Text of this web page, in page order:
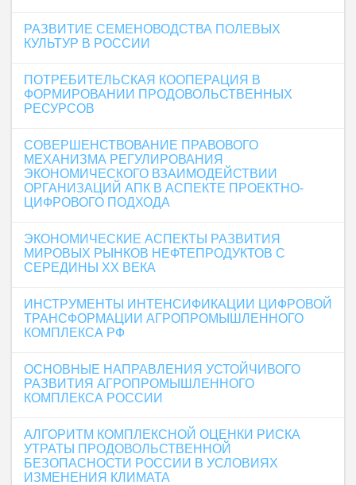
РАЗВИТИЕ СЕМЕНОВОДСТВА ПОЛЕВЫХ
КУЛЬТУР В РОССИИ
ПОТРЕБИТЕЛЬСКАЯ КООПЕРАЦИЯ В
ФОРМИРОВАНИИ ПРОДОВОЛЬСТВЕННЫХ
РЕСУРСОВ
СОВЕРШЕНСТВОВАНИЕ ПРАВОВОГО
МЕХАНИЗМА РЕГУЛИРОВАНИЯ
ЭКОНОМИЧЕСКОГО ВЗАИМОДЕЙСТВИИ
ОРГАНИЗАЦИЙ АПК В АСПЕКТЕ ПРОЕКТНО-
ЦИФРОВОГО ПОДХОДА
ЭКОНОМИЧЕСКИЕ АСПЕКТЫ РАЗВИТИЯ
МИРОВЫХ РЫНКОВ НЕФТЕПРОДУКТОВ С
СЕРЕДИНЫ XX ВЕКА
ИНСТРУМЕНТЫ ИНТЕНСИФИКАЦИИ ЦИФРОВОЙ
ТРАНСФОРМАЦИИ АГРОПРОМЫШЛЕННОГО
КОМПЛЕКСА РФ
ОСНОВНЫЕ НАПРАВЛЕНИЯ УСТОЙЧИВОГО
РАЗВИТИЯ АГРОПРОМЫШЛЕННОГО
КОМПЛЕКСА РОССИИ
АЛГОРИТМ КОМПЛЕКСНОЙ ОЦЕНКИ РИСКА
УТРАТЫ ПРОДОВОЛЬСТВЕННОЙ
БЕЗОПАСНОСТИ РОССИИ В УСЛОВИЯХ
ИЗМЕНЕНИЯ КЛИМАТА